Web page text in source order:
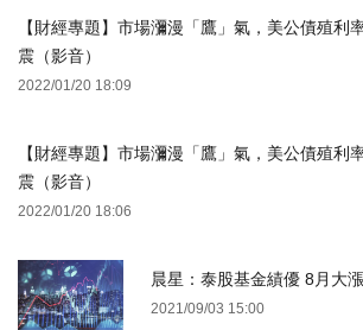
【財經專題】市場瀰漫「鷹」氣，美公債殖利
震（影音）
2022/01/20 18:09
【財經專題】市場瀰漫「鷹」氣，美公債殖利
震（影音）
2022/01/20 18:06
晨星：泰股基金績優 8月大
2021/09/03 15:00